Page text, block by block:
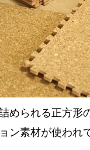
められる正方形
ン素材が使われ